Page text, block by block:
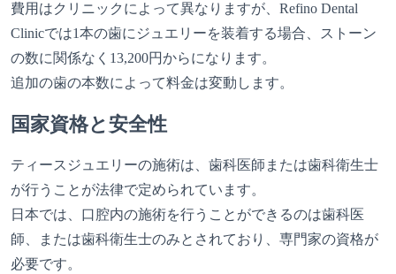
費用はクリニックによって異なりますが、Refino Dental
Clinicでは1本の歯にジュエリーを装着する場合、ストーン
の数に関係なく13,200円からになります。
追加の歯の本数によって料金は変動します。
国家資格と安全性
ティースジュエリーの施術は、歯科医師または歯科衛生士
が行うことが法律で定められています。
日本では、口腔内の施術を行うことができるのは歯科医
師、または歯科衛生士のみとされており、専門家の資格が
必要です。